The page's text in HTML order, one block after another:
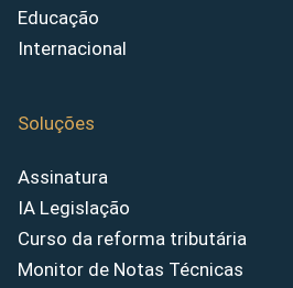
Educação
Internacional
Soluções
Assinatura
IA Legislação
Curso da reforma tributária
Monitor de Notas Técnicas